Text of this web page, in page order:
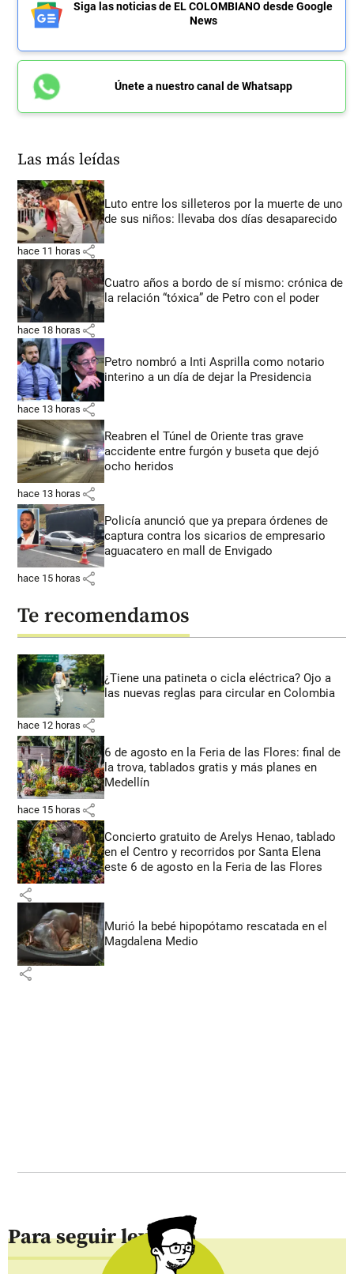
Siga las noticias de EL COLOMBIANO desde Google
News
Únete a nuestro canal de Whatsapp
Las más leídas
Luto entre los silleteros por la muerte de uno
de sus niños: llevaba dos días desaparecido
hace 11 horas share
Cuatro años a bordo de sí mismo: crónica de
la relación “tóxica” de Petro con el poder
hace 18 horas share
Petro nombró a Inti Asprilla como notario
interino a un día de dejar la Presidencia
hace 13 horas share
Reabren el Túnel de Oriente tras grave
accidente entre furgón y buseta que dejó
ocho heridos
hace 13 horas share
Policía anunció que ya prepara órdenes de
captura contra los sicarios de empresario
aguacatero en mall de Envigado
hace 15 horas share
Te recomendamos
¿Tiene una patineta o cicla eléctrica? Ojo a
las nuevas reglas para circular en Colombia
hace 12 horas share
6 de agosto en la Feria de las Flores: final de
la trova, tablados gratis y más planes en
Medellín
hace 15 horas share
Concierto gratuito de Arelys Henao, tablado
en el Centro y recorridos por Santa Elena
este 6 de agosto en la Feria de las Flores
share
Murió la bebé hipopótamo rescatada en el
Magdalena Medio
share
Para seguir leyendo